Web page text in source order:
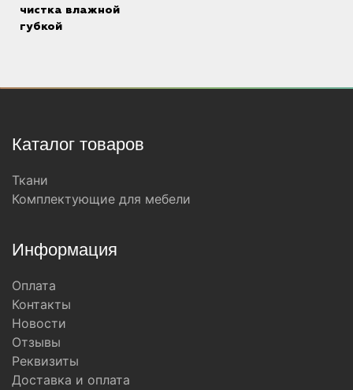
чистка влажной
губкой
Каталог товаров
Ткани
Комплектующие для мебели
Информация
Оплата
Контакты
Новости
Отзывы
Реквизиты
Доставка и оплата